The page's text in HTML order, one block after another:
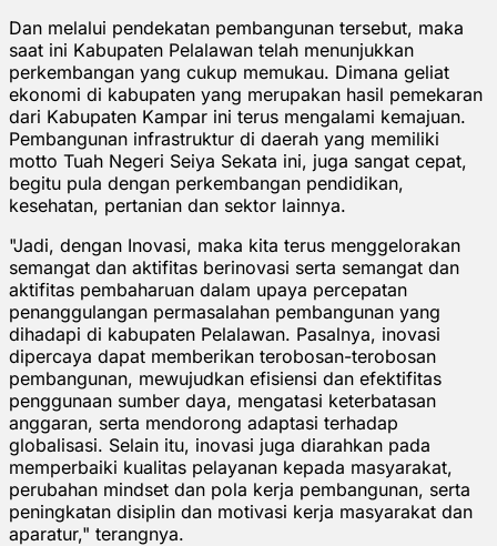
Dan melalui pendekatan pembangunan tersebut, maka
saat ini Kabupaten Pelalawan telah menunjukkan
perkembangan yang cukup memukau. Dimana geliat
ekonomi di kabupaten yang merupakan hasil pemekaran
dari Kabupaten Kampar ini terus mengalami kemajuan.
Pembangunan infrastruktur di daerah yang memiliki
motto Tuah Negeri Seiya Sekata ini, juga sangat cepat,
begitu pula dengan perkembangan pendidikan,
kesehatan, pertanian dan sektor lainnya.
"Jadi, dengan Inovasi, maka kita terus menggelorakan
semangat dan aktifitas berinovasi serta semangat dan
aktifitas pembaharuan dalam upaya percepatan
penanggulangan permasalahan pembangunan yang
dihadapi di kabupaten Pelalawan. Pasalnya, inovasi
dipercaya dapat memberikan terobosan-terobosan
pembangunan, mewujudkan efisiensi dan efektifitas
penggunaan sumber daya, mengatasi keterbatasan
anggaran, serta mendorong adaptasi terhadap
globalisasi. Selain itu, inovasi juga diarahkan pada
memperbaiki kualitas pelayanan kepada masyarakat,
perubahan mindset dan pola kerja pembangunan, serta
peningkatan disiplin dan motivasi kerja masyarakat dan
aparatur," terangnya.